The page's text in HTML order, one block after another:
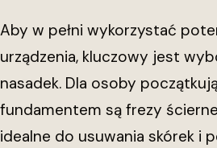
Aby w pełni wykorzystać
urządzenia, kluczowy jest
nasadek. Dla osoby
fundamentem są frezy
idealne do usuwania skórek i